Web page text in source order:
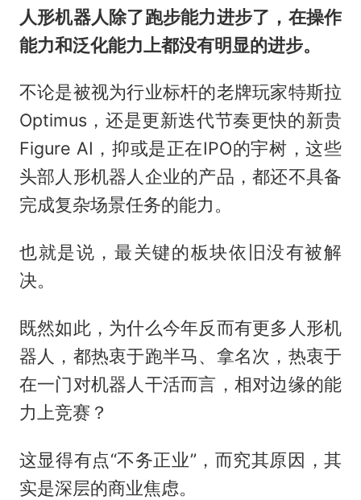
人形机器人除了跑步能力进步了，在操作
能力和泛化能力上都没有明显的进步。
不论是被视为行业标杆的老牌玩家特斯拉
Optimus，还是更新迭代节奏更快的新贵
Figure AI，抑或是正在IPO的宇树，这些
头部人形机器人企业的产品，都还不具备
完成复杂场景任务的能力。
也就是说，最关键的板块依旧没有被解
决。
既然如此，为什么今年反而有更多人形机
器人，都热衷于跑半马、拿名次，热衷于
在一门对机器人干活而言，相对边缘的能
力上竞赛？
这显得有点“不务正业”，而究其原因，其
实是深层的商业焦虑。